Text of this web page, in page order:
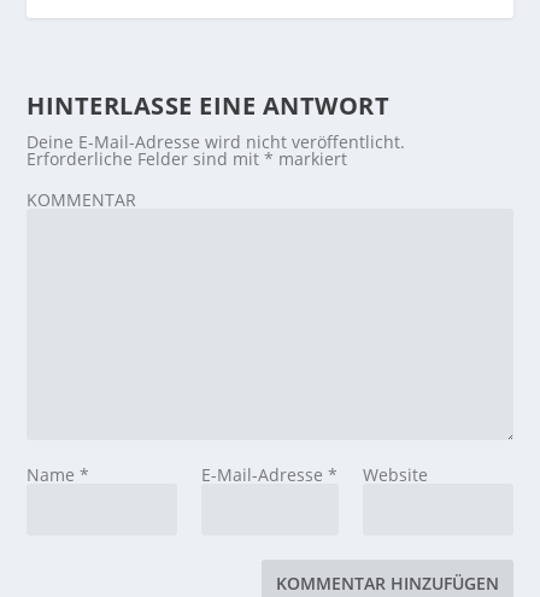
HINTERLASSE EINE ANTWORT
Deine E-Mail-Adresse wird nicht veröffentlicht.
Erforderliche Felder sind mit* markiert
KOMMENTAR
Name* E-Mail-Adresse * Website